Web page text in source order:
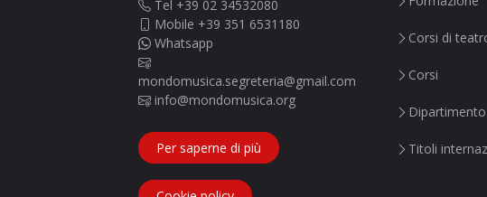
Tel +39 02 34532080
Mobile +39 351 6531180
Whatsapp
mondomusica.segreteria@gmail.com
info@mondomusica.org
Per saperne di più
Corsi di
Corsi
Titoli